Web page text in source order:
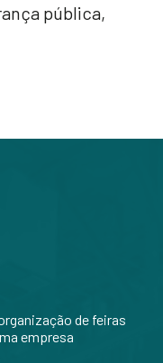
pública,
de feiras
empresa